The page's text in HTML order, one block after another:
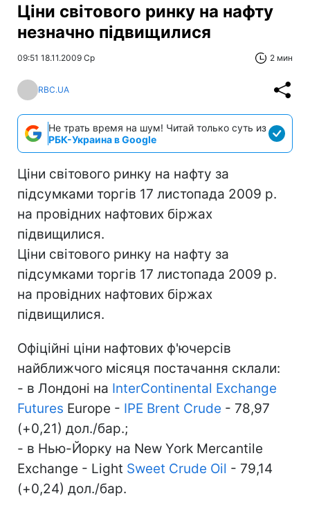
Ціни світового ринку на нафту
незначно підвищилися
09:51 18.11.2009 Ср 2 мин
RBC.UA
Не трать время на шум! Читай только суть из
РБК-Украина в Google
Ціни світового ринку на нафту за
підсумками торгів 17 листопада 2009 р.
на провідних нафтових біржах
підвищилися.
Ціни світового ринку на нафту за
підсумками торгів 17 листопада 2009 р.
на провідних нафтових біржах
підвищилися.
Офіційні ціни нафтових ф'ючерсів
найближчого місяця постачання склали:
- в Лондоні на InterContinental Exchange
Futures Europe - IPE Brent Crude - 78,97
(+0,21) дол./бар.;
- в Нью-Йорку на New York Mercantile
Exchange - Light Sweet Crude Oil - 79,14
(+0,24) дол./бар.